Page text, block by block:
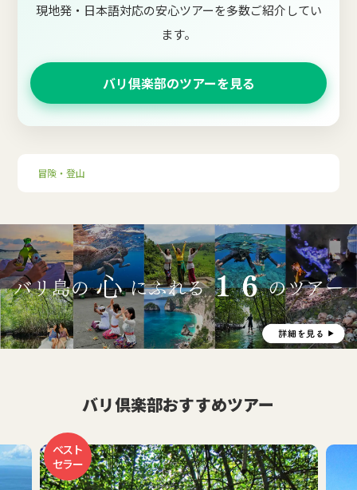
現地発・日本語対応の安心ツアーを多数ご紹介してい
ます。
バリ倶楽部のツアーを見る
冒険・登山
バリ倶楽部おすすめツアー